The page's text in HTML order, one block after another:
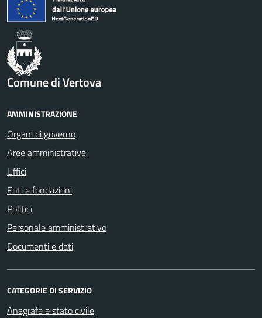
Comune di Vertova
AMMINISTRAZIONE
Organi di governo
Aree amministrative
Uffici
Enti e fondazioni
Politici
Personale amministrativo
Documenti e dati
CATEGORIE DI SERVIZIO
Anagrafe e stato civile